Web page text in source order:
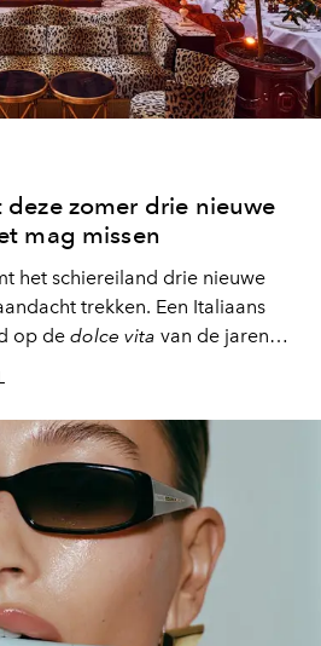
deze zomer drie nieuwe
mag missen
het schiereiland drie nieuwe
trekken. Een Italiaans
op de dolce vita van de jaren
die na zonsondergang
ontmoetingsplek en de
Raspoutine die eindelijk
Dit zijn de nieuwe adressen
zetten, van lange lunches tot